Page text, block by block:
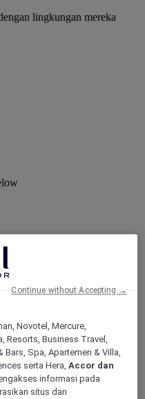
lingkungan mereka
Novotel, Mercure,
Resorts, Business Travel,
Spa, Apartemen & Villa,
serta Hera,Accor dan
informasi pada
situs dan
Continue without Accepting →